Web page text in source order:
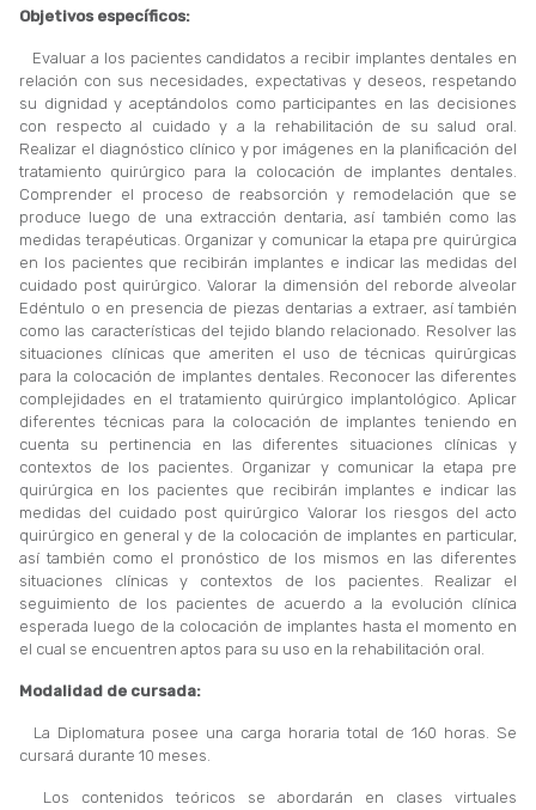
Objetivos específicos:
Evaluar a los pacientes candidatos a recibir implantes dentales en
relación con sus necesidades, expectativas y deseos, respetando
su dignidad y aceptándolos como participantes en las decisiones
con respecto al cuidado y a la rehabilitación de su salud oral.
Realizar el diagnóstico clínico y por imágenes en la planificación del
tratamiento quirúrgico para la colocación de implantes dentales.
Comprender el proceso de reabsorción y remodelación que se
produce luego de una extracción dentaria, así también como las
medidas terapéuticas. Organizar y comunicar la etapa pre quirúrgica
en los pacientes que recibirán implantes e indicar las medidas del
cuidado post quirúrgico. Valorar la dimensión del reborde alveolar
Edéntulo o en presencia de piezas dentarias a extraer, así también
como las características del tejido blando relacionado. Resolver las
situaciones clínicas que ameriten el uso de técnicas quirúrgicas
para la colocación de implantes dentales. Reconocer las diferentes
complejidades en el tratamiento quirúrgico implantológico. Aplicar
diferentes técnicas para la colocación de implantes teniendo en
cuenta su pertinencia en las diferentes situaciones clínicas y
contextos de los pacientes. Organizar y comunicar la etapa pre
quirúrgica en los pacientes que recibirán implantes e indicar las
medidas del cuidado post quirúrgico Valorar los riesgos del acto
quirúrgico en general y de la colocación de implantes en particular,
así también como el pronóstico de los mismos en las diferentes
situaciones clínicas y contextos de los pacientes. Realizar el
seguimiento de los pacientes de acuerdo a la evolución clínica
esperada luego de la colocación de implantes hasta el momento en
el cual se encuentren aptos para su uso en la rehabilitación oral.
Modalidad de cursada:
La Diplomatura posee una carga horaria total de 160 horas. Se
cursará durante 10 meses.
Los contenidos teóricos se abordarán en clases virtuales